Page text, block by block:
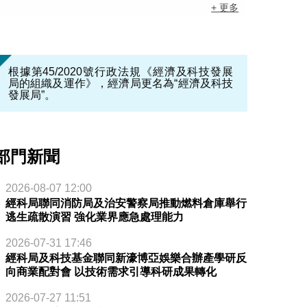
+ 更多
根據第45/2020號行政法規《經濟及科技發展
局的組織及運作》，經濟局更名為“經濟及科技
發展局”。
門新聞
2026-08-07 12:00
經科局聯同消防局及治安警察局推動燃料倉庫舉行
逃生疏散演習 強化業界應急處理能力
2026-07-31 17:46
經科局及科技基金聯同新濠博亞娛樂合辦產學研反
向商業配對會 以技術需求引導科研成果轉化
2026-07-27 11:51